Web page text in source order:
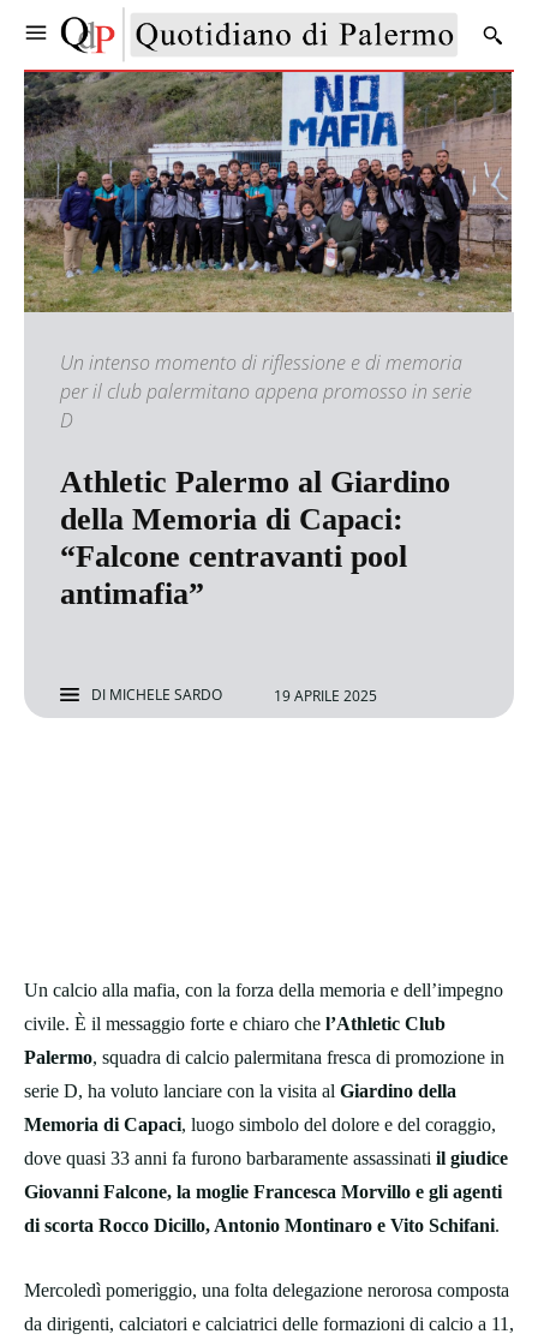
Un intenso momento di riflessione e di memoria
per il club palermitano appena promosso in serie
D
Athletic Palermo al Giardino
della Memoria di Capaci:
“Falcone centravanti pool
antimafia”
DI MICHELE SARDO 19 APRILE 2025
Un calcio alla mafia, con la forza della memoria e dell’impegno
civile. È il messaggio forte e chiaro che l’Athletic Club
Palermo, squadra di calcio palermitana fresca di promozione in
serie D, ha voluto lanciare con la visita al Giardino della
Memoria di Capaci, luogo simbolo del dolore e del coraggio,
dove quasi 33 anni fa furono barbaramente assassinati il giudice
Giovanni Falcone, la moglie Francesca Morvillo e gli agenti
di scorta Rocco Dicillo, Antonio Montinaro e Vito Schifani.
Mercoledì pomeriggio, una folta delegazione nerorosa composta
da dirigenti, calciatori e calciatrici delle formazioni di calcio a 11,